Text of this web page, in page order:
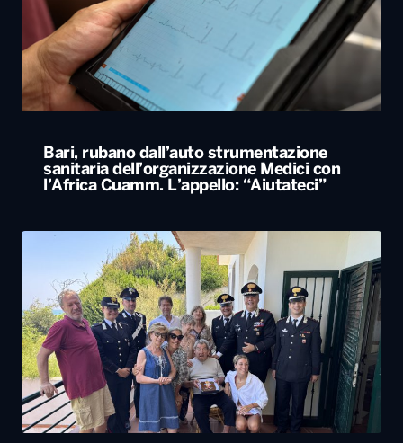
Bari, rubano dall’auto strumentazione
sanitaria dell’organizzazione Medici con
l’Africa Cuamm. L’appello: “Aiutateci”